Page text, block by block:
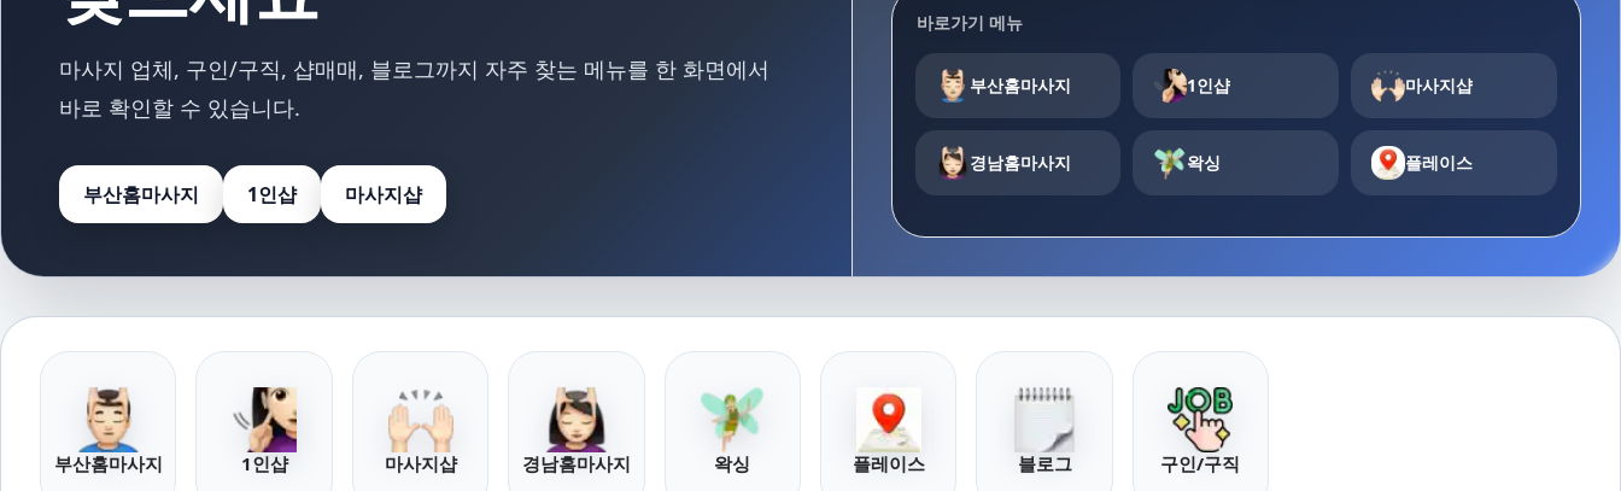
마사지 업체, 구인/구직, 샵매매, 블로그까지 자주 찾는 메뉴를 한 화면에서
바로 확인할 수 있습니다.
부산홈마사지 1인샵 마사지샵
바로가기 메뉴
부산홈마사지 1인샵 마사지샵
경남홈마사지 왁싱 플레이스
부산홈마사지 1인샵 마사지샵 경남홈마사지 왁싱 플레이스 블로그 구인/구직